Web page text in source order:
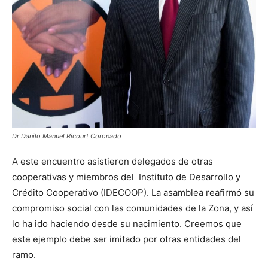
Dr Danilo Manuel Ricourt Coronado
A este encuentro asistieron delegados de otras
cooperativas y miembros del Instituto de Desarrollo y
Crédito Cooperativo (IDECOOP). La asamblea reafirmó su
compromiso social con las comunidades de la Zona, y así
lo ha ido haciendo desde su nacimiento. Creemos que
este ejemplo debe ser imitado por otras entidades del
ramo.